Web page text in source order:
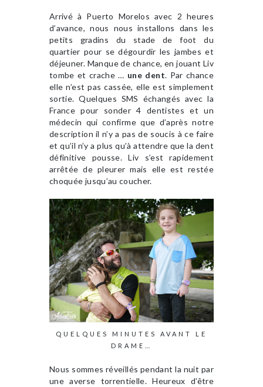
Arrivé à Puerto Morelos avec 2 heures
d’avance, nous nous installons dans les
petits gradins du stade de foot du
quartier pour se dégourdir les jambes et
déjeuner. Manque de chance, en jouant Liv
tombe et crache … une dent. Par chance
elle n’est pas cassée, elle est simplement
sortie. Quelques SMS échangés avec la
France pour sonder 4 dentistes et un
médecin qui confirme que d’après notre
description il n’y a pas de soucis à ce faire
et qu’il n’y a plus qu’à attendre que la dent
définitive pousse. Liv s’est rapidement
arrêtée de pleurer mais elle est restée
choquée jusqu’au coucher.
QUELQUES MINUTES AVANT LE
DRAME…
Nous sommes réveillés pendant la nuit par
une averse torrentielle. Heureux d’être